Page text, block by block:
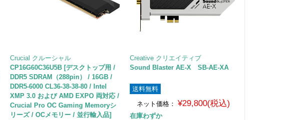
Crucial クルーシャル
CP16G60C36U5B [デスクトップ用 /
DDR5 SDRAM（288pin） / 16GB /
DDR5-6000 CL36-38-38-80 / Intel
XMP 3.0 および AMD EXPO 両対応 /
Crucial Pro OC Gaming Memoryシ
リーズ / OCメモリー / 並行輸入品]
Creative クリエイティブ
Sound Blaster AE-X SB-AE-XA
送料無料
ネット価格： ¥29,800(税込)
在庫わずか